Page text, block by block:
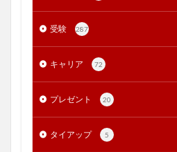
受験 287
キャリア 72
プレゼント 20
タイアップ 5